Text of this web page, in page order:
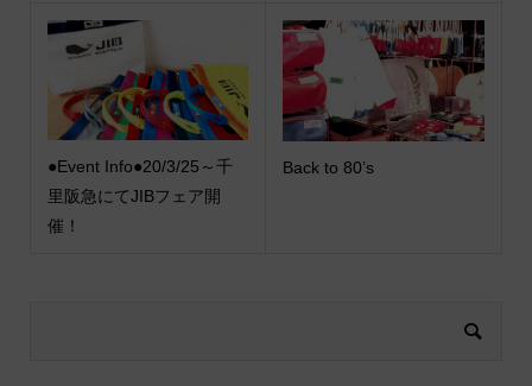
●Event Info●20/3/25～千
里阪急にてJIBフェア開
催！
Back to 80’s